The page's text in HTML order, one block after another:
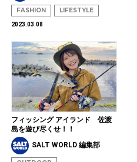
FASHION LIFESTYLE
2023.03.08
フィッシング アイランド 佐渡
島を遊び尽くせ！！
SALT WORLD 編集部